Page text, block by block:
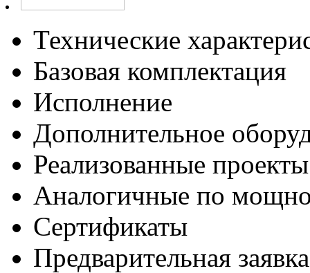
Технические
Базовая комплектация
Исполнение
Дополнительное
Реализованные проекты
Аналогичные по
Сертификаты
Предварительная заявка